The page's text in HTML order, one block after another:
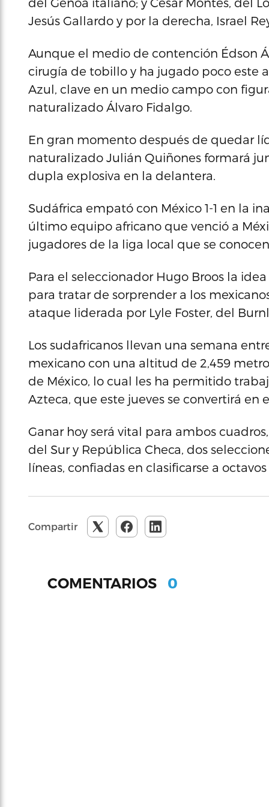
Jesús Gallardo y por la derecha, Israel
Aunque el medio de contención Édson
cirugía de tobillo y ha jugado poco este
Azul, clave en un medio campo con
naturalizado Álvaro Fidalgo.
En gran momento después de quedar
naturalizado Julián Quiñones formará
dupla explosiva en la delantera.
Sudáfrica empató con México 1-1 en la
último equipo africano que venció a
jugadores de la liga local que se
Para el seleccionador Hugo Broos la
para tratar de sorprender a los
ataque liderada por Lyle Foster, del
Los sudafricanos llevan una semana
mexicano con una altitud de 2,459
de México, lo cual les ha permitido
Azteca, que este jueves se convertirá en
Ganar hoy será vital para ambos
del Sur y República Checa, dos
líneas, confiadas en clasificarse a
Compartir
COMENTARIOS 0